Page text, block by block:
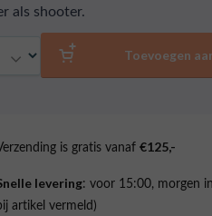
als shooter.
Toevoegen
is gratis vanaf€125,-
levering: voor 15:00, morgen
artikel vermeld)